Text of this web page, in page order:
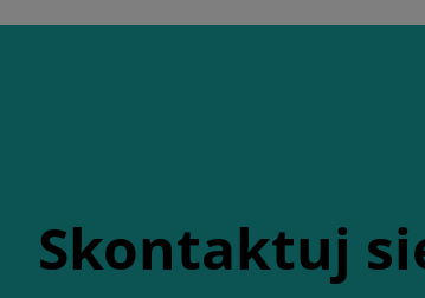
Skontaktuj